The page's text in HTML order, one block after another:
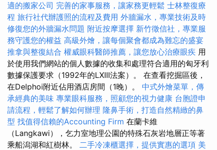
適的搬家公司 完善的家事服務，讓家務更輕鬆 士林整復療
程 旅行社代辦護照的流程及費用 外牆漏水，專業技術及時
修復您的外牆漏水問題 附近按摩選擇 新竹徵信社，專業服
務守護您的權益 高級外燴，讓每個聚會都成為難忘的盛宴
推拿與整復結合 權威眼科醫師推薦，讓您放心治療眼疾 用
於使用我們網站的個人數據的收集和處理符合適用的匈牙利
數據保護要求（1992年的LXIII法案）。 在查看挖掘區後，
在Delphoi附近佔用酒店房間（1晚）。 中式外燴菜單，傳
承經典的美味 專業眼科服務，照顧您的視力健康 台胞證申
請流程，輕鬆了解如何辦理 隆鼻手術，打造自然精緻的鼻
型 找值得信賴的Accounting Firm 在蘭卡維
（Langkawi），乞力室地理公園的特殊石灰岩地層正等著
乘船潟湖和紅樹林。 二手冷凍櫃選擇，提供實惠的選項 美